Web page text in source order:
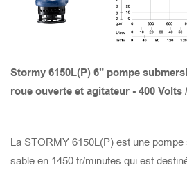
TANK 8220
TANK 4150
SURTENSION DU MOTEUR
STORMY 6150(S)
STORMY 6110(P)
GOMAX 4110
GOMAX 655
X-SMART 315
X-SMART 750
SAVVY JUMBO 600
SAVVY 300
Stormy 6150L(P) 6" pompe
roue ouverte et agitateur - 400 Volts
La STORMY 6150L(P) est une
sable en 1450 tr/minutes qui est